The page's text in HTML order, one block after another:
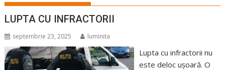
LUPTA CU INFRACTORII
septembrie 23, 2025 luminita
Lupta cu infractorii nu
este deloc ușoară. O